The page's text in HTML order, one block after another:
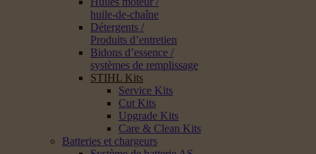
huile-de-chaîne
Détergents /
Produits d’entretien
Bidons d’essence /
systèmes de remplissage
STIHL Kits
Service Kits
Cut Kits
Upgrade Kits
Care & Clean Kits
Batteries et chargeurs